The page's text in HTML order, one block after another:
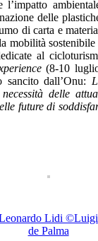
delle
di carta e
mobilità sostenibile
al
(8-10
dall’Onu:
delle
future di
Lidi ©Luigi
de Palma